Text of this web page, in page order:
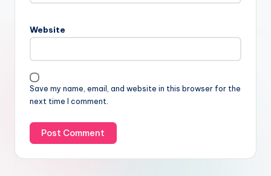
Website
Save my name, email, and website in this browser for the
next time I comment.